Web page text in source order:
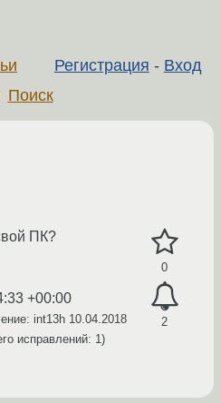
Регистрация - Вход
Поиск
0
2
ПК?
+00:00
int13h 10.04.2018
исправлений: 1)